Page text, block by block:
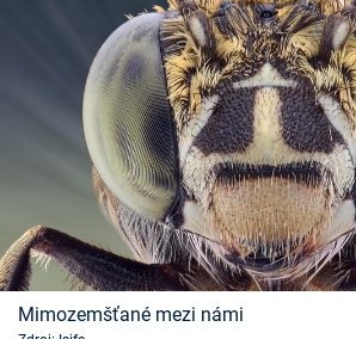
Mimozemšťané mezi námi